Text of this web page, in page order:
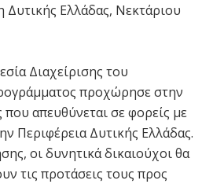
Δυτικής Ελλάδας, Νεκτάριου
Διαχείρισης του
προχώρησε στην
απευθύνεται σε φορείς με
Περιφέρεια Δυτικής Ελλάδας.
οι δυνητικά δικαιούχοι θα
τις προτάσεις τους προς